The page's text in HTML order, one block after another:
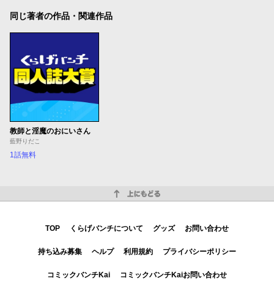
同じ著者の作品・関連作品
教師と淫魔のおにいさん
藍野りだこ
1話無料
TOP くらげバンチについて グッズ お問い合わせ
持ち込み募集 ヘルプ 利用規約 プライバシーポリシー
コミックバンチKai コミックバンチKaiお問い合わせ